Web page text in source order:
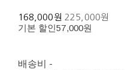
168,000원 225,000원
기본 할인57,000원
배송비 -